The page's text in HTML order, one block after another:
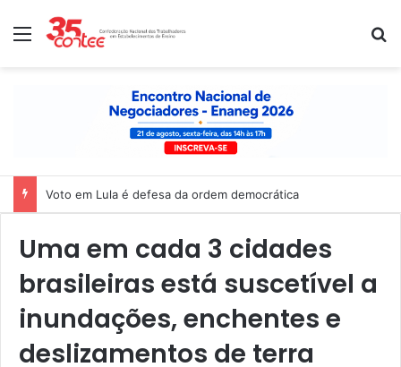
Menu
Nota de solidariedade ao povo venezuelano
Uma em cada 3 cidades
brasileiras está suscetível a
inundações, enchentes e
deslizamentos de terra